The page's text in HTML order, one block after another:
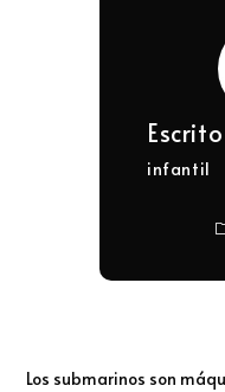
infantil
Los submarinos son